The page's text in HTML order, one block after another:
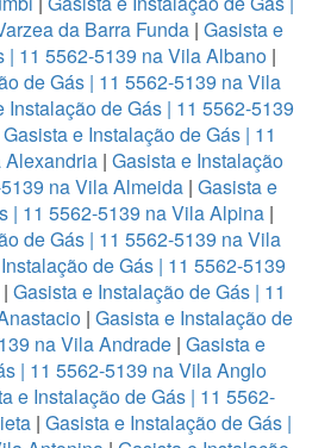
da Barra Funda | Gasista e
| 11 5562-5139 na Vila Albano |
de Gás | 11 5562-5139 na Vila
Instalação de Gás | 11 5562-5139
Gasista e Instalação de Gás | 11
Alexandria | Gasista e Instalação
na Vila Almeida | Gasista e
| 11 5562-5139 na Vila Alpina |
de Gás | 11 5562-5139 na Vila
de Gás | 11 5562-5139
| Gasista e Instalação de Gás | 11
| Gasista e Instalação de
na Vila Andrade | Gasista e
| 11 5562-5139 na Vila Anglo
e Instalação de Gás | 11 5562-
| Gasista e Instalação de Gás |